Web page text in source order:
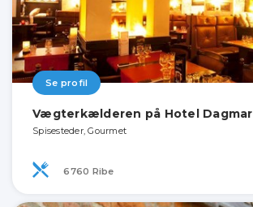
Se profil
Vægterkælderen på Hotel Dagmar
Spisesteder, Gourmet
6760 Ribe